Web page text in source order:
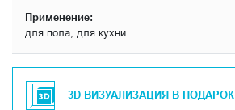
Применение:
для пола, для кухни
3D ВИЗУАЛИЗАЦИЯ В ПОДАРОК